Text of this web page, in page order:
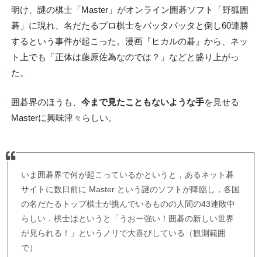
明け、謎の棋士「Master」がオンライン囲碁ソフト「野狐囲
碁」に現れ、名だたるプロ棋士をバッタバッタと倒し60連勝
するという事件が起こった。漫画『ヒカルの碁』から、ネッ
ト上でも「正体は藤原佐為なのでは？」などと盛り上がっ
た。
囲碁界のほうも、 今まで見たこともないような手を見せる
Masterに興味津々らしい。
いま囲碁界で何が起こっているかというと，あるネット碁
サイトに数日前に Master という謎のソフトが降臨し，各国
の名だたるトップ棋士が挑んでいるものの人間の43連敗中
らしい．棋士はというと「うおー強い！囲碁の新しい世界
が見られる！」というノリで大喜びしている（観測範囲
で）